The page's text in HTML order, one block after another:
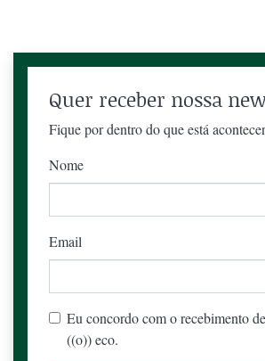
Quer receber nossa
Fique por dentro do que está
Nome
Email
Eu concordo com o recebimento
((o)) eco.